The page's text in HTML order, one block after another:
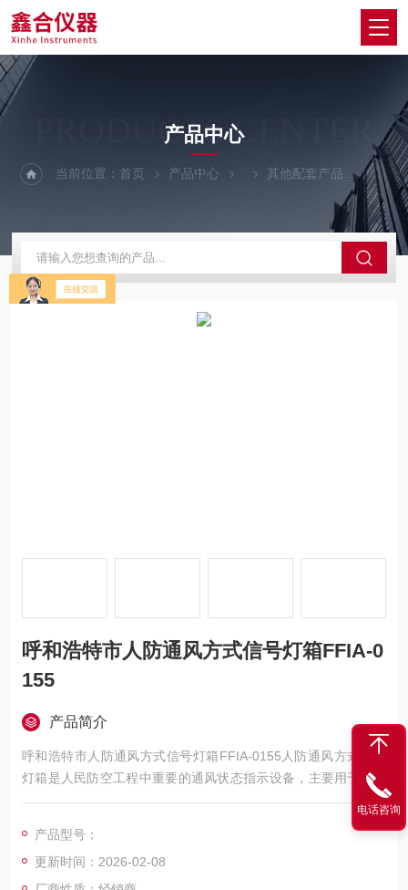
PRODUCTS CENTER
产品中心
当前位置：首页 产品中心 其他配套产品 呼和
呼和浩特市人防通风方式信号灯箱FFIA-0
155
产品简介
呼和浩特市人防通风方式信号灯箱FFIA-0155人防通风方式信号
灯箱是人民防空工程中重要的通风状态指示设备，主要用于战时
或紧急状态下，向工程内部人员清晰展示当前通风系统的运行方
式，确保人员能够根据指示采取正确的防护措施。该设备通常安
装在人防工程的主要出入口、人员掩蔽区域、指挥控制室等关键
位置，具有显示直观、操作便捷、可靠性高等特点，是保障人防
产品型号：
更新时间：2026-02-08
电话咨询